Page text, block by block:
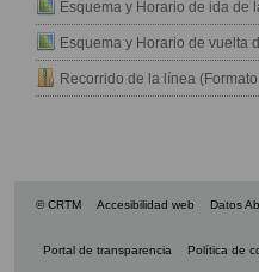
Esquema y Horario de ida de
Esquema y Horario de vuelta
Recorrido de la línea (Formato
© CRTM Accesibilidad web Datos
Portal de transparencia Política de